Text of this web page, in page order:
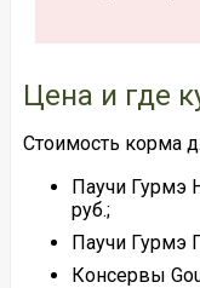
Цена и где
Стоимость корма
Паучи Гурмэ
руб.;
Паучи Гурмэ
Консервы